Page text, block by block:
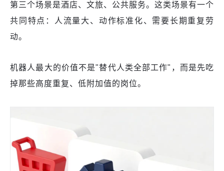
第三个场景是酒店、文旅、公共服务。这类场景有一个
共同特点：人流量大、动作标准化、需要长期重复劳
动。
机器人最大的价值不是"替代人类全部工作"，而是先吃
掉那些高度重复、低附加值的岗位。